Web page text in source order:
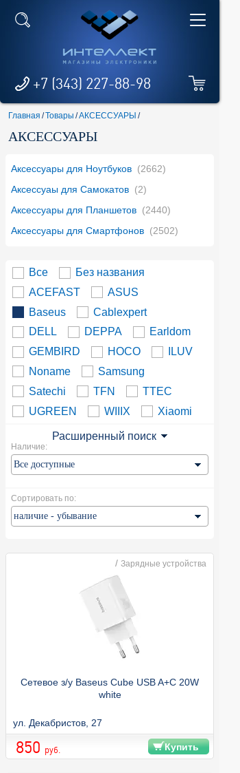
+7 (343) 227-88-98
Главная /Товары /АКСЕССУАРЫ /
АКСЕССУАРЫ
Аксессуары для Ноутбуков (2662)
Аксессуаы для Самокатов (2)
Аксессуары для Планшетов (2440)
Аксессуары для Смартфонов (2502)
Все
Без названия
ACEFAST
ASUS
Baseus
Cablexpert
DELL
DEPPA
Earldom
GEMBIRD
HOCO
ILUV
Noname
Samsung
Satechi
TFN
TTEC
UGREEN
WIIIX Xiaomi
Расширенный поиск
Наличие:
Сортировать по:
/ Зарядные устройства
Сетевое з/у Baseus Cube USB A+C 20W
white
ул. Декабристов, 27
850 руб. Купить